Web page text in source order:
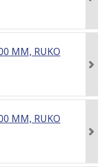
MM, RUKO
MM, RUKO